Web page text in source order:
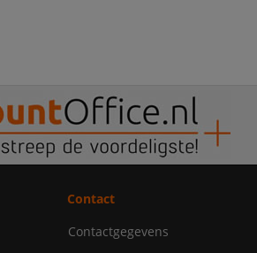
Contact
Contactgegevens